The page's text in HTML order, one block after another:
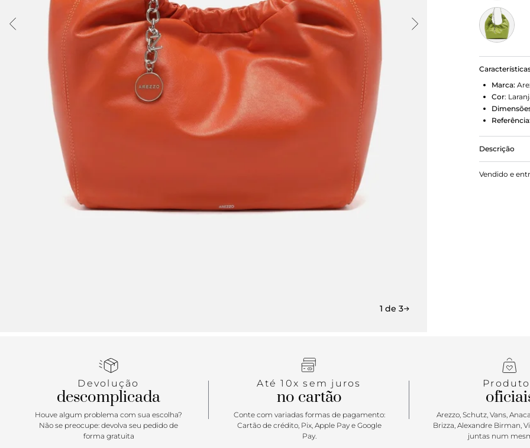
1 de 3
Marca:
Cor:
Referência:
Descrição
Bolsa hobo
Vendido e
Devolução
descomplicada
Houve algum problema com sua escolha?
Não se preocupe: devolva seu pedido de
forma gratuita
Até 10x sem juros
no cartão
Conte com variadas formas de pagamento:
Cartão de crédito, Pix, Apple Pay e Google
Pay.
Arezzo, Schutz, Vans,
Brizza, Alexandre Birman,
juntas num